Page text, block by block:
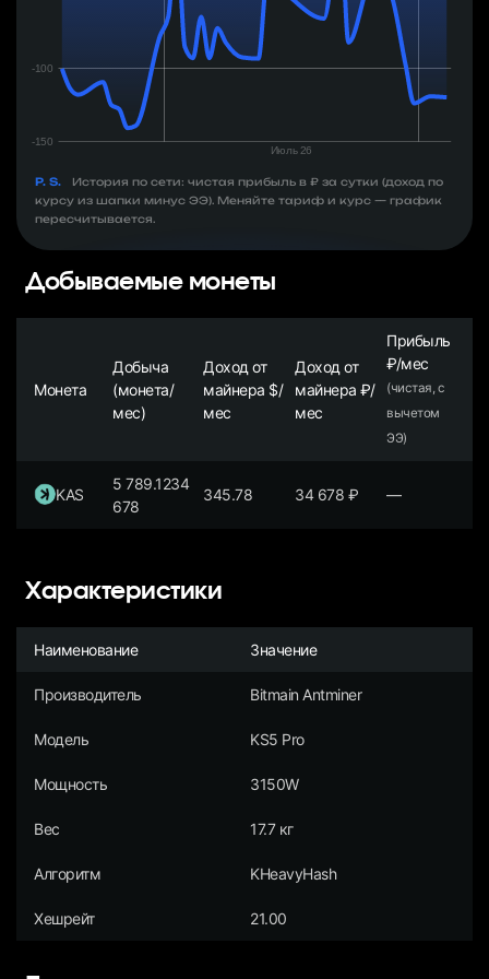
P. S.
История по сети: чистая прибыль в ₽ за сутки (доход по
курсу из шапки минус ЭЭ). Меняйте тариф и курс — график
пересчитывается.
Добываемые монеты
Монета
Добыча
(монета/
мес)
Доход от
майнера $/
мес
Доход от
майнера ₽/
мес
Прибыль
₽/мес
(чистая, с
вычетом
ЭЭ)
KAS
5 789.1234
678
345.78 34 678 ₽ —
Характеристики
Наименование Значение
Производитель Bitmain Antminer
Модель KS5 Pro
Мощность 3150W
Вес 17.7 кг
Алгоритм KHeavyHash
Хешрейт 21.00